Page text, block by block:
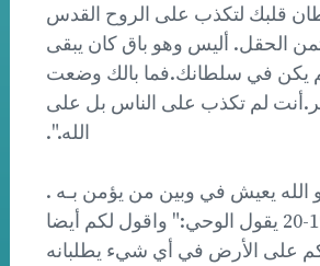
قلبك لتكذب على الروح القدس
الحقل. أليس وهو باق كان يبقى
يكن في سلطانك.فما بالك وضعت
لم تكذب على الناس بل على
الله.".
الله يعيش في وبين من يؤمن بـه .
ففي متى 18: 19-20 يقول الوحي:" واقول لكم أيضا
على الأرض في أي شيء يطلبانه